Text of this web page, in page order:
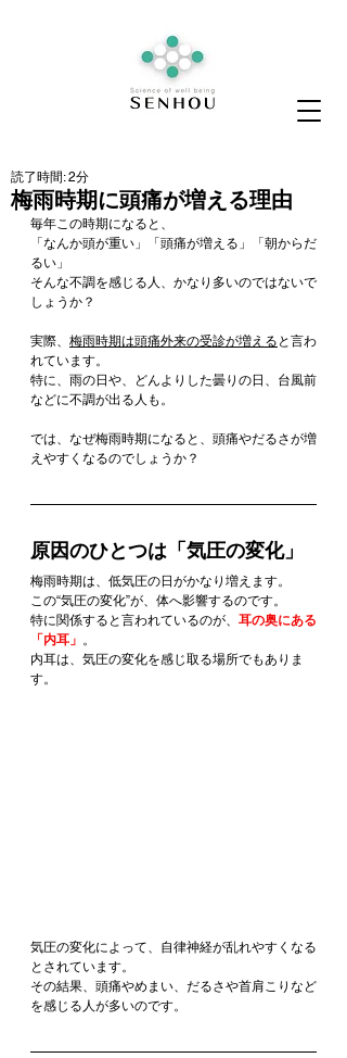
梅雨時期に頭痛が増える理由
読了時間: 2分
毎年この時期になると、
「なんか頭が重い」「頭痛が増える」「朝からだ
るい」
そんな不調を感じる人、かなり多いのではないで
しょうか？
実際、 梅雨時期は頭痛外来の受診が増える と言わ
れています。
特に、雨の日や、どんよりした曇りの日、台風前
などに不調が出る人も。
では、なぜ梅雨時期になると、頭痛やだるさが増
えやすくなるのでしょうか？
原因のひとつは「気圧の変化」
梅雨時期は、低気圧の日がかなり増えます。
この“気圧の変化”が、体へ影響するのです。
特に関係すると言われているのが、 耳の奥にある
「内耳」 。
内耳は、気圧の変化を感じ取る場所でもありま
す。
気圧の変化によって、自律神経が乱れやすくなる
とされています。
その結果、頭痛やめまい、だるさや首肩こりなど
を感じる人が多いのです。